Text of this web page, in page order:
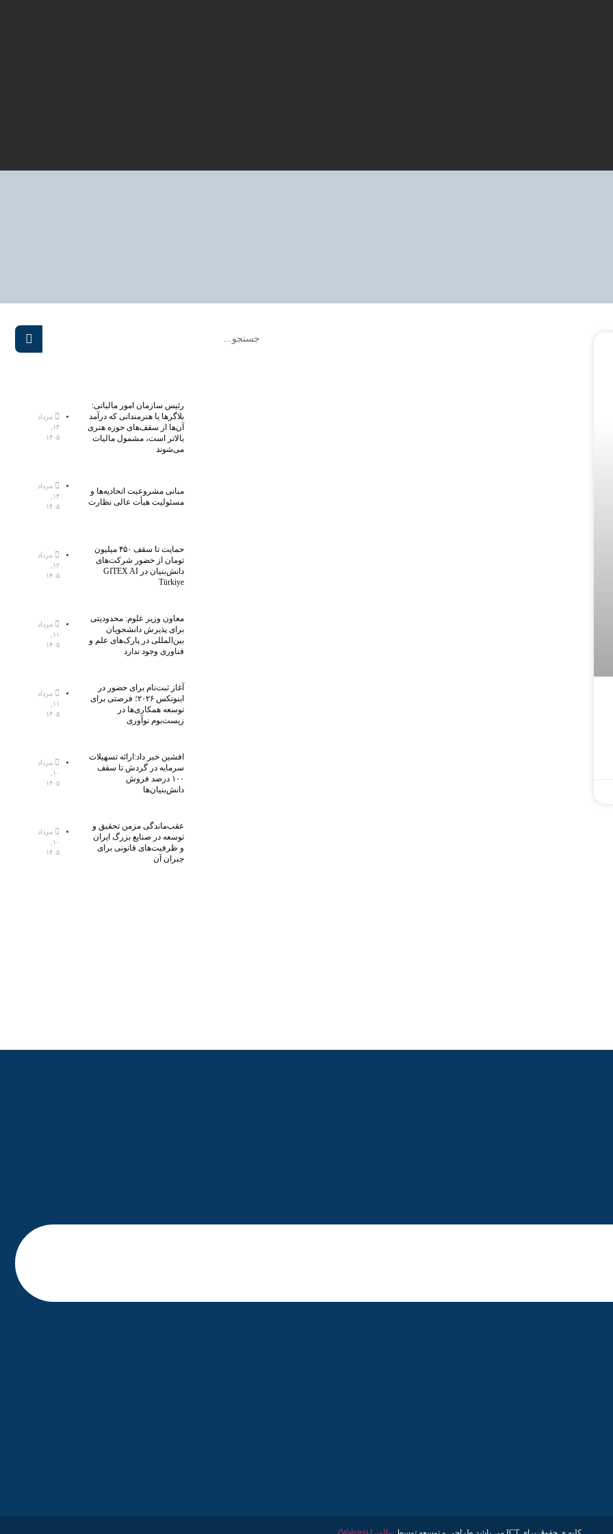
رئیس سازمان امور مالیاتی:
بلاگر‌ها یا هنرمندانی که درآمد
آن‌ها از سقف‌های حوزه هنری
بالاتر است، مشمول مالیات
می‌شوند
مرداد
۱۴,
۱۴۰۵
مبانی مشروعیت اتحادیه‌ها و
مسئولیت هیأت عالی نظارت
مرداد
۱۴,
۱۴۰۵
حمایت تا سقف ۴۵۰ میلیون
تومان از حضور شرکت‌های
دانش‌بنیان در GITEX AI
Türkiye
مرداد
۱۲,
۱۴۰۵
معاون وزیر علوم: محدودیتی
برای پذیرش دانشجویان
بین‌المللی در پارک‌های علم و
فناوری وجود ندارد
مرداد
۱۱,
۱۴۰۵
آغاز ثبت‌نام برای حضور در
اینوتکس ۲۰۲۶؛ فرصتی برای
توسعه همکاری‌ها در
زیست‌بوم نوآوری
مرداد
۱۱,
۱۴۰۵
افشین خبر داد:ارائه تسهیلات
سرمایه در گردش تا سقف
۱۰۰ درصد فروش
دانش‌بنیان‌ها
مرداد
۱۰,
۱۴۰۵
عقب‌ماندگی مزمن تحقیق و
توسعه در صنایع بزرگ ایران
و ظرفیت‌های قانونی برای
جبران آن
مرداد
۱۰,
۱۴۰۵